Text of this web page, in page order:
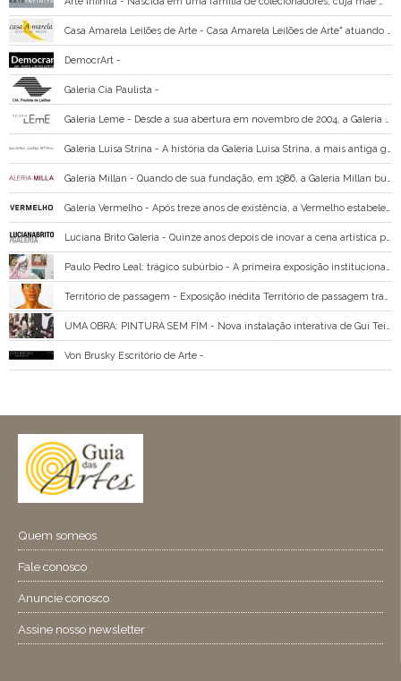
DemocrArt -
Galeria Cia Paulista -
Von Brusky Escritório de Arte -
Quem someos
Fale conosco
Anuncie conosco
Assine nosso newsletter